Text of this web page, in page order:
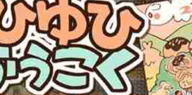
カテゴリーから探す タグから探す
最新達成